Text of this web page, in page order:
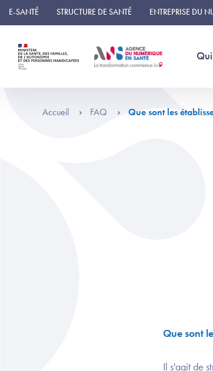
Panneau de gestion des cookies
E-SANTÉ STRUCTURE DE SANTÉ ENTREPRISE DU
Accueil FAQ Que sont les
Que sont
Il s'agit de